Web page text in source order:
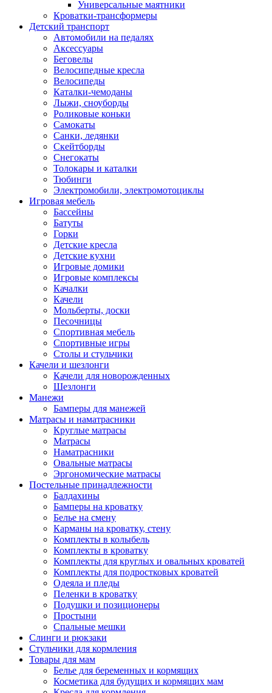
Универсальные маятники
Кроватки-трансформеры
Детский транспорт
Автомобили на педалях
Аксессуары
Беговелы
Велосипедные кресла
Велосипеды
Каталки-чемоданы
Лыжи, сноуборды
Роликовые коньки
Самокаты
Санки, ледянки
Скейтборды
Снегокаты
Толокары и каталки
Тюбинги
Электромобили, электромотоциклы
Игровая мебель
Бассейны
Батуты
Горки
Детские кресла
Детские кухни
Игровые домики
Игровые комплексы
Качалки
Качели
Мольберты, доски
Песочницы
Спортивная мебель
Спортивные игры
Столы и стульчики
Качели и шезлонги
Качели для новорожденных
Шезлонги
Манежи
Бамперы для манежей
Матрасы и наматрасники
Круглые матрасы
Матрасы
Наматрасники
Овальные матрасы
Эргономические матрасы
Постельные принадлежности
Балдахины
Бамперы на кроватку
Белье на смену
Карманы на кроватку, стену
Комплекты в колыбель
Комплекты в кроватку
Комплекты для круглых и овальных кроватей
Комплекты для подростковых кроватей
Одеяла и пледы
Пеленки в кроватку
Подушки и позиционеры
Простыни
Спальные мешки
Слинги и рюкзаки
Стульчики для кормления
Товары для мам
Белье для беременных и кормящих
Косметика для будущих и кормящих мам